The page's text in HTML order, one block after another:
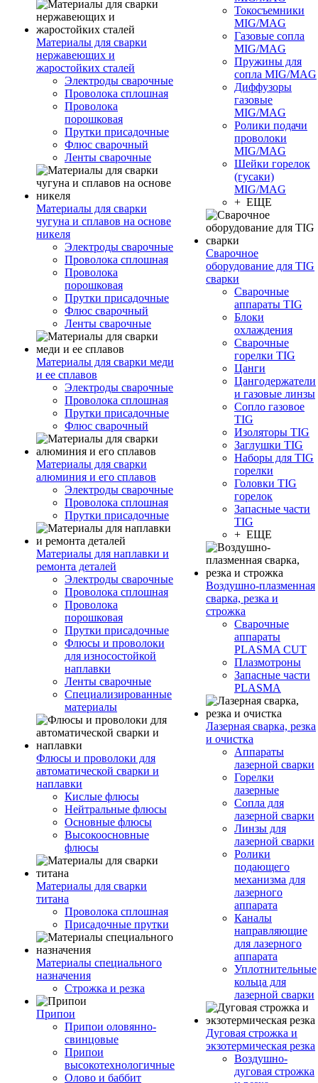
Материалы для сварки
нержавеющих и
жаростойких сталей
Электроды сварочные
Проволока сплошная
Проволока
порошковая
Прутки присадочные
Флюс сварочный
Ленты сварочные
Материалы для сварки
чугуна и сплавов на основе
никеля
Электроды сварочные
Проволока сплошная
Проволока
порошковая
Прутки присадочные
Флюс сварочный
Ленты сварочные
Материалы для сварки меди
и ее сплавов
Электроды сварочные
Проволока сплошная
Прутки присадочные
Флюс сварочный
Материалы для сварки
алюминия и его сплавов
Электроды сварочные
Проволока сплошная
Прутки присадочные
Материалы для наплавки и
ремонта деталей
Электроды сварочные
Проволока сплошная
Проволока
порошковая
Прутки присадочные
Флюсы и проволоки
для износостойкой
наплавки
Ленты сварочные
Специализированные
материалы
Флюсы и проволоки для
автоматической сварки и
наплавки
Кислые флюсы
Нейтральные флюсы
Основные флюсы
Высокоосновные
флюсы
Материалы для сварки
титана
Проволока сплошная
Присадочные прутки
Материалы специального
назначения
Строжка и резка
Припои
Припои оловянно-
свинцовые
Припои
высокотехнологичные
Олово и баббит
Токосъемники
MIG/MAG
Газовые сопла
MIG/MAG
Пружины для
сопла MIG/MAG
Диффузоры
газовые
MIG/MAG
Ролики подачи
проволоки
MIG/MAG
Шейки горелок
(гусаки)
MIG/MAG
+ ЕЩЕ
Сварочное
оборудование для TIG
сварки
Сварочные
аппараты TIG
Блоки
охлаждения
Сварочные
горелки TIG
Цанги
Цангодержатели
и газовые линзы
Сопло газовое
TIG
Изоляторы TIG
Заглушки TIG
Наборы для TIG
горелки
Головки TIG
горелок
Запасные части
TIG
+ ЕЩЕ
Воздушно-плазменная
сварка, резка и
строжка
Сварочные
аппараты
PLASMA CUT
Плазмотроны
Запасные части
PLASMA
Лазерная сварка, резка
и очистка
Аппараты
лазерной сварки
Горелки
лазерные
Сопла для
лазерной сварки
Линзы для
лазерной сварки
Ролики
подающего
механизма для
лазерного
аппарата
Каналы
направляющие
для лазерного
аппарата
Уплотнительные
кольца для
лазерной сварки
Дуговая строжка и
экзотермическая резка
Воздушно-
дуговая строжка